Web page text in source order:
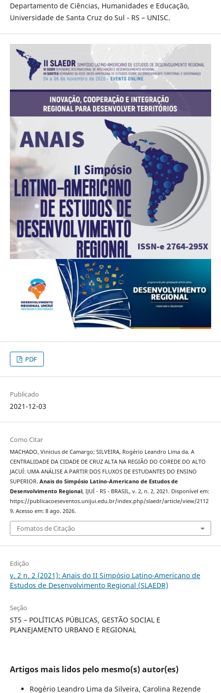
Departamento de Ciências, Humanidades e Educação,
Universidade de Santa Cruz do Sul - RS – UNISC.
PDF
Publicado
2021-12-03
Como Citar
MACHADO, Vinicius de Camargo; SILVEIRA, Rogério Leandro Lima da. A
CENTRALIDADE DA CIDADE DE CRUZ ALTA NA REGIÃO DO COREDE DO ALTO
JACUÍ: UMA ANÁLISE A PARTIR DOS FLUXOS DE ESTUDANTES DO ENSINO
SUPERIOR. Anais do Simpósio Latino-Americano de Estudos de
Desenvolvimento Regional, IJUÍ - RS - BRASIL, v. 2, n. 2, 2021. Disponível em:
https://publicacoeseventos.unijui.edu.br/index.php/slaedr/article/view/2112
9. Acesso em: 8 ago. 2026.
Fomatos de Citação
Edição
v. 2 n. 2 (2021): Anais do II Simpósio Latino-Americano de
Estudos de Desenvolvimento Regional (SLAEDR)
Seção
ST5 – POLÍTICAS PÚBLICAS, GESTÃO SOCIAL E
PLANEJAMENTO URBANO E REGIONAL
Artigos mais lidos pelo mesmo(s) autor(es)
Rogério Leandro Lima da Silveira, Carolina Rezende